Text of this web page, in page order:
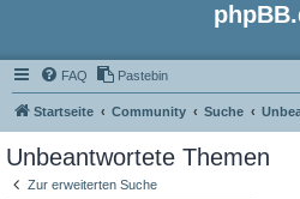
FAQ Pastebin
Startseite Community Suche
Unbeantwortete Themen
Zur erweiterten Suche